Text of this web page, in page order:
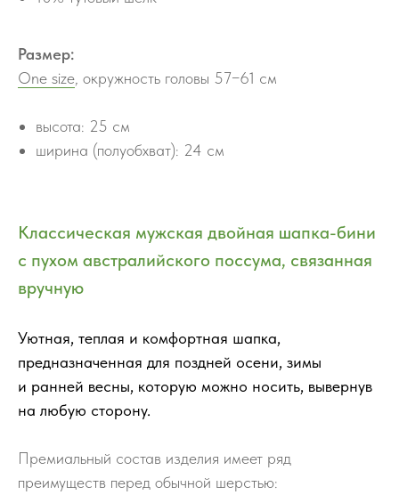
Размер:
One size , окружность головы 57−61 см
высота: 25 см
ширина (полуобхват): 24 см
Классическая мужская двойная шапка-бини
с пухом австралийского поссума, связанная
вручную
Уютная, теплая и комфортная шапка,
предназначенная для поздней осени, зимы
и ранней весны, которую можно носить, вывернув
на любую сторону.
Премиальный состав изделия имеет ряд
преимуществ перед обычной шерстью: